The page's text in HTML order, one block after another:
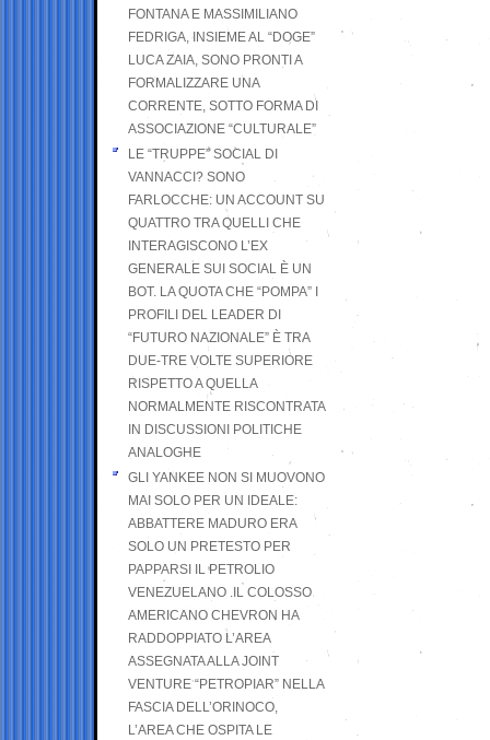
FONTANA E MASSIMILIANO
FEDRIGA, INSIEME AL “DOGE”
LUCA ZAIA, SONO PRONTI A
FORMALIZZARE UNA
CORRENTE, SOTTO FORMA DI
ASSOCIAZIONE “CULTURALE”
LE “TRUPPE” SOCIAL DI
VANNACCI? SONO
FARLOCCHE: UN ACCOUNT SU
QUATTRO TRA QUELLI CHE
INTERAGISCONO L’EX
GENERALE SUI SOCIAL È UN
BOT. LA QUOTA CHE “POMPA” I
PROFILI DEL LEADER DI
“FUTURO NAZIONALE” È TRA
DUE-TRE VOLTE SUPERIORE
RISPETTO A QUELLA
NORMALMENTE RISCONTRATA
IN DISCUSSIONI POLITICHE
ANALOGHE
GLI YANKEE NON SI MUOVONO
MAI SOLO PER UN IDEALE:
ABBATTERE MADURO ERA
SOLO UN PRETESTO PER
PAPPARSI IL PETROLIO
VENEZUELANO .IL COLOSSO
AMERICANO CHEVRON HA
RADDOPPIATO L’AREA
ASSEGNATA ALLA JOINT
VENTURE “PETROPIAR” NELLA
FASCIA DELL’ORINOCO,
L’AREA CHE OSPITA LE